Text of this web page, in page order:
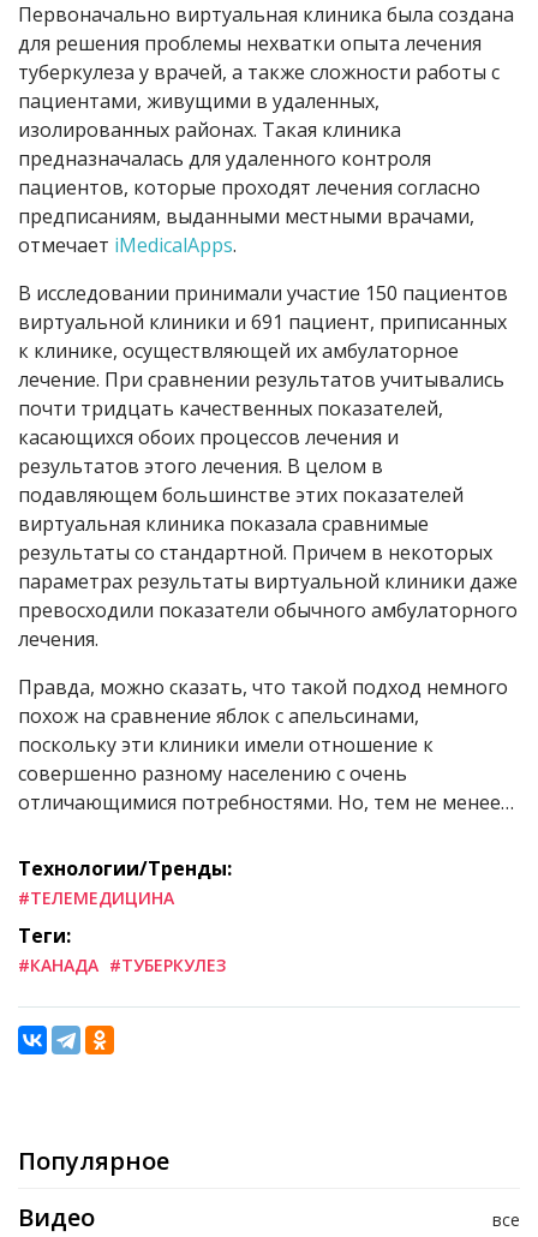
Первоначально виртуальная клиника была создана
для решения проблемы нехватки опыта лечения
туберкулеза у врачей, а также сложности работы с
пациентами, живущими в удаленных,
изолированных районах. Такая клиника
предназначалась для удаленного контроля
пациентов, которые проходят лечения согласно
предписаниям, выданными местными врачами,
отмечает iMedicalApps.
В исследовании принимали участие 150 пациентов
виртуальной клиники и 691 пациент, приписанных
к клинике, осуществляющей их амбулаторное
лечение. При сравнении результатов учитывались
почти тридцать качественных показателей,
касающихся обоих процессов лечения и
результатов этого лечения. В целом в
подавляющем большинстве этих показателей
виртуальная клиника показала сравнимые
результаты со стандартной. Причем в некоторых
параметрах результаты виртуальной клиники даже
превосходили показатели обычного амбулаторного
лечения.
Правда, можно сказать, что такой подход немного
похож на сравнение яблок с апельсинами,
поскольку эти клиники имели отношение к
совершенно разному населению с очень
отличающимися потребностями. Но, тем не менее…
Технологии/Тренды:
#ТЕЛЕМЕДИЦИНА
Теги:
#КАНАДА #ТУБЕРКУЛЕЗ
Популярное
все
Видео